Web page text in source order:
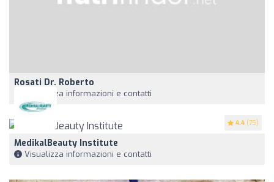
Rosati Dr. Roberto
Visualizza informazioni e contatti
4.4 (75)
MedikalBeauty Institute
Visualizza informazioni e contatti